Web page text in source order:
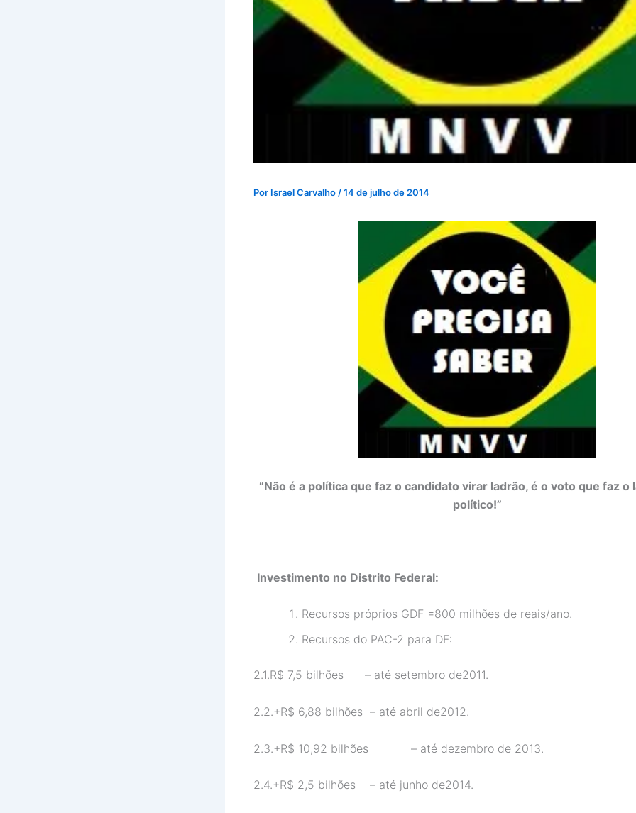
Por Israel Carvalho /14 de julho de 2014
“Não é a política que faz o candidato virar ladrão, é o voto que faz o
político!”
Investimento no Distrito Federal:
Recursos próprios GDF =800 milhões de reais/ano.
Recursos do PAC-2 para DF:
2.1.R$ 7,5 bilhões – até setembro de2011.
2.2.+R$ 6,88 bilhões – até abril de2012.
2.3.+R$ 10,92 bilhões – até dezembro de 2013.
2.4.+R$ 2,5 bilhões – até junho de2014.